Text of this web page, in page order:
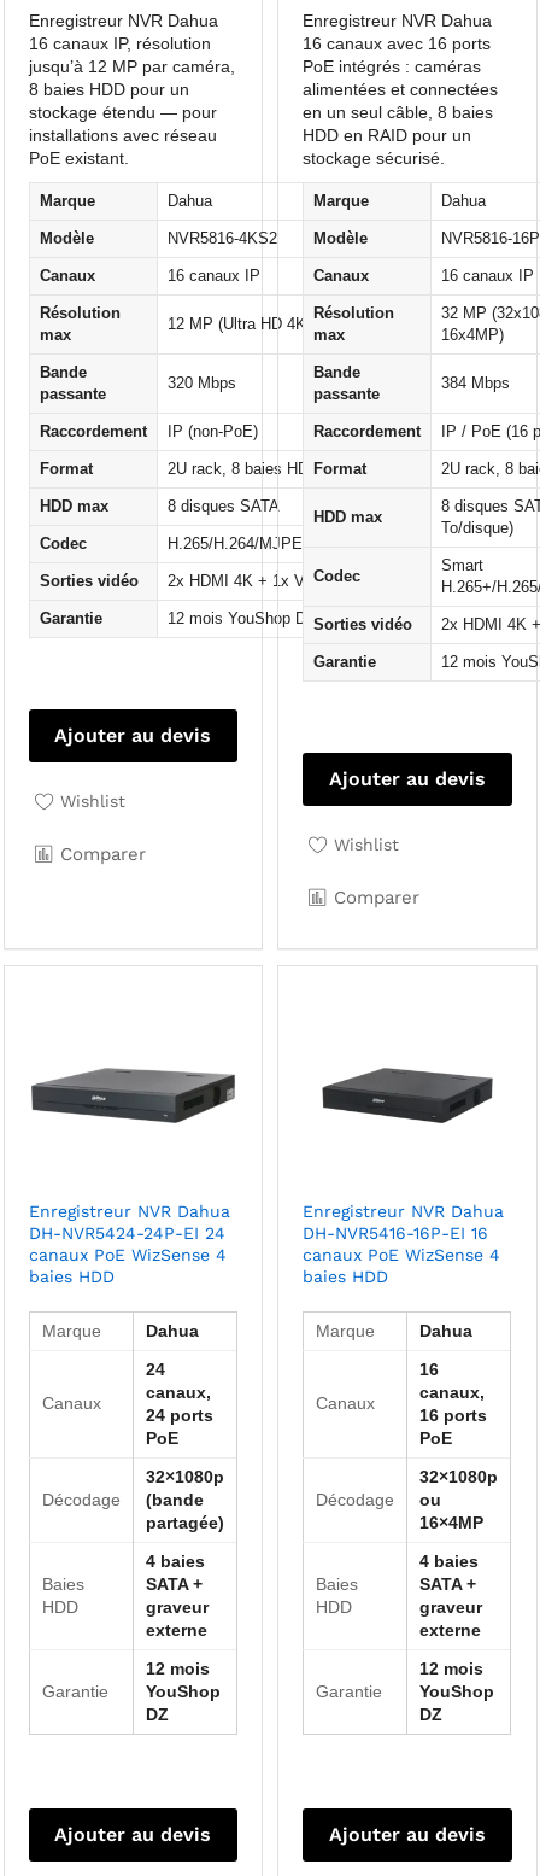
Enregistreur NVR Dahua
16 canaux IP, résolution
jusqu’à 12 MP par caméra,
8 baies HDD pour un
stockage étendu — pour
installations avec réseau
PoE existant.
Marque Dahua
Modèle NVR5816-4KS2
Canaux 16 canaux IP
Résolution
max
12 MP (Ultra HD 4K)
Bande
passante
320 Mbps
Raccordement IP (non-PoE)
Format 2U rack, 8 baies HDD
HDD max 8 disques SATA
Codec H.265/H.264/MJPEG/MPEG4
Sorties vidéo 2x HDMI 4K + 1x VGA
Garantie 12 mois YouShop DZ
Ajouter au devis
Wishlist
Comparer
Enregistreur NVR Dahua
16 canaux avec 16 ports
PoE intégrés : caméras
alimentées et connectées
en un seul câble, 8 baies
HDD en RAID pour un
stockage sécurisé.
Marque Dahua
Modèle NVR5816-
Canaux 16 canaux IP
Résolution
max
32 MP
16x4MP)
Bande
passante
384 Mbps
Raccordement IP / PoE (16
Format 2U rack, 8
HDD max
8 disques
To/disque)
Codec
Smart
H.265+/
Sorties vidéo 2x HDMI 4K
Garantie 12 mois
Ajouter au devis
Wishlist
Comparer
Enregistreur NVR Dahua
DH-NVR5424-24P-EI 24
canaux PoE WizSense 4
baies HDD
Marque Dahua
Canaux
24
canaux,
24 ports
PoE
Décodage
32×1080p
(bande
partagée)
Baies
HDD
4 baies
SATA +
graveur
externe
Garantie
12 mois
YouShop
DZ
Ajouter au devis
Enregistreur NVR Dahua
DH-NVR5416-16P-EI 16
canaux PoE WizSense 4
baies HDD
Marque Dahua
Canaux
16
canaux,
16 ports
PoE
Décodage
32×1080p
ou
16×4MP
Baies
HDD
4 baies
SATA +
graveur
externe
Garantie
12 mois
YouShop
DZ
Ajouter au devis